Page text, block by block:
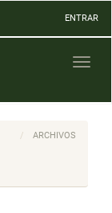
ENTRAR
ARCHIVOS